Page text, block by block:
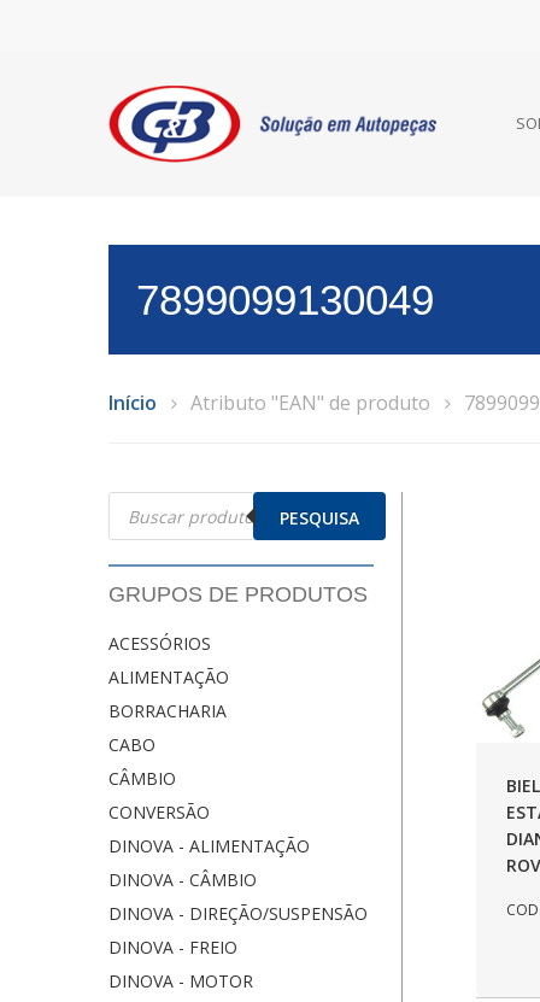
7899099130049
Início Atributo "EAN" de produto
Pesquisar
produtos PESQUISA
GRUPOS DE PRODUTOS
ACESSÓRIOS
ALIMENTAÇÃO
BORRACHARIA
CABO
CÂMBIO
CONVERSÃO
DINOVA - ALIMENTAÇÃO
DINOVA - CÂMBIO
DINOVA - DIREÇÃO/SUSPENSÃO
DINOVA - FREIO
DINOVA - MOTOR